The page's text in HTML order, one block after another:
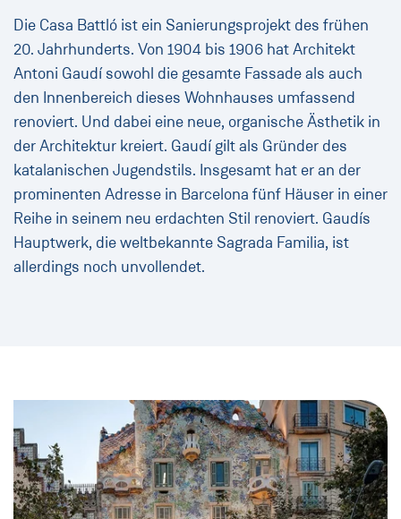
Die Casa Battló ist ein Sanierungsprojekt des frühen
20. Jahrhunderts. Von 1904 bis 1906 hat Architekt
Antoni Gaudí sowohl die gesamte Fassade als auch
den Innenbereich dieses Wohnhauses umfassend
renoviert. Und dabei eine neue, organische Ästhetik in
der Architektur kreiert. Gaudí gilt als Gründer des
katalanischen Jugendstils. Insgesamt hat er an der
prominenten Adresse in Barcelona fünf Häuser in einer
Reihe in seinem neu erdachten Stil renoviert. Gaudís
Hauptwerk, die weltbekannte Sagrada Familia, ist
allerdings noch unvollendet.